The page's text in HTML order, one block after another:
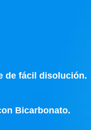
de fácil disolución.
Bicarbonato.